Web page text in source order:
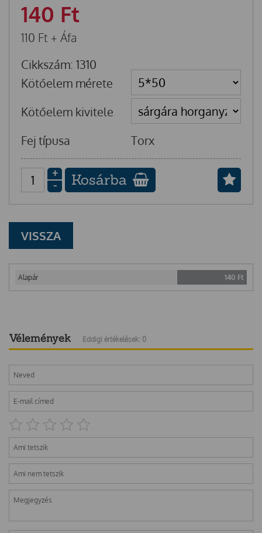
140 Ft
110 Ft + Áfa
Cikkszám: 1310
Kötőelem mérete
Kötőelem kivitele
Fej típusa
Torx
+
-
Kosárba
VISSZA
Alapár 140 Ft
Vélemények Eddigi értékelések: 0